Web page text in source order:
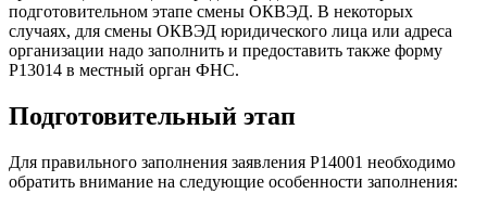
подготовительном этапе смены ОКВЭД. В некоторых
случаях, для смены ОКВЭД юридического лица или адреса
организации надо заполнить и предоставить также форму
Р13014 в местный орган ФНС.
Подготовительный этап
Для правильного заполнения заявления Р14001 необходимо
обратить внимание на следующие особенности заполнения: